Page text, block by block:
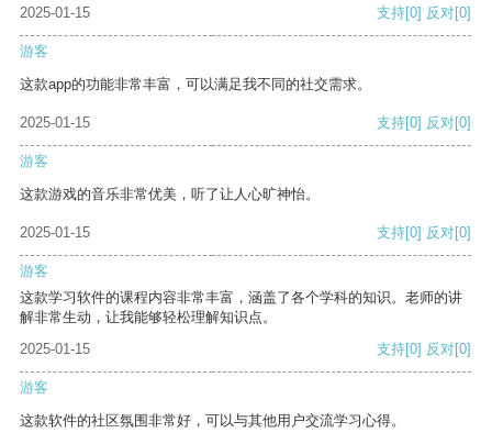
2025-01-15
支持[0] 反对[0]
游客
这款app的功能非常丰富，可以满足我不同的社交需求。
2025-01-15 支持[0] 反对[0]
游客
这款游戏的音乐非常优美，听了让人心旷神怡。
2025-01-15 支持[0] 反对[0]
游客
这款学习软件的课程内容非常丰富，涵盖了各个学科的知识。老师的讲
解非常生动，让我能够轻松理解知识点。
2025-01-15
支持[0] 反对[0]
游客
这款软件的社区氛围非常好，可以与其他用户交流学习心得。